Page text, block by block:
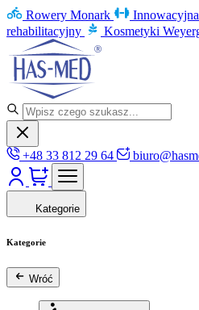
Rowery Monark
rehabilitacyjny
Kosmetyki
+48 33 812 29 64
Kategorie
Kategorie
Wróć